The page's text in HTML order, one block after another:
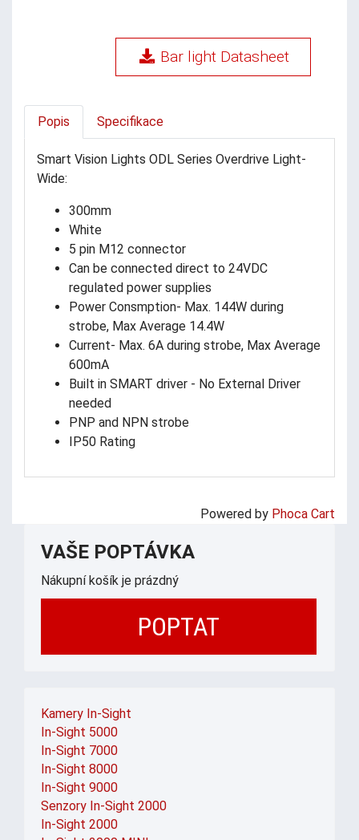
Bar light Datasheet
Popis Specifikace
Smart Vision Lights ODL Series Overdrive Light-
Wide:
300mm
White
5 pin M12 connector
Can be connected direct to 24VDC
regulated power supplies
Power Consmption- Max. 144W during
strobe, Max Average 14.4W
Current- Max. 6A during strobe, Max Average
600mA
Built in SMART driver - No External Driver
needed
PNP and NPN strobe
IP50 Rating
Powered by Phoca Cart
VAŠE POPTÁVKA
Nákupní košík je prázdný
POPTAT
Kamery In-Sight
In-Sight 5000
In-Sight 7000
In-Sight 8000
In-Sight 9000
Senzory In-Sight 2000
In-Sight 2000